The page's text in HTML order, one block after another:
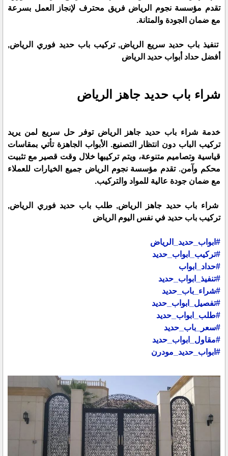
تقدم مؤسسة نجوم الرياض فريق محترف لإنجاز العمل بسرعة
مع ضمان الجودة والمتانة.
تنفيذ باب حديد سريع الرياض, تركيب باب حديد فوري الرياض,
أفضل حداد أبواب حديد الرياض
شراء باب حديد جاهز الرياض
خدمة شراء باب حديد جاهز الرياض توفر حل سريع لمن يريد
تركيب الباب دون انتظار التصنيع. الأبواب الجاهزة تأتي بمقاسات
قياسية وتصاميم متنوعة، ويتم تركيبها خلال وقت قصير مع تثبيت
محكم وآمن. تقدم مؤسسة نجوم الرياض جميع الخيارات للعملاء
مع ضمان جودة عالية للمواد والتركيب.
شراء باب حديد جاهز الرياض, طلب باب حديد فوري الرياض,
تركيب باب حديد في نفس اليوم الرياض
#ابواب_حديد_الرياض
#تركيب_ابواب_حديد
#حداد_ابواب
#تنفيذ_ابواب_حديد
#شراء_باب_حديد
#تفصيل_ابواب_حديد
#طلب_ابواب_حديد
#سعر_باب_حديد
#مقاول_ابواب_حديد
#ابواب_حديد_مودرن